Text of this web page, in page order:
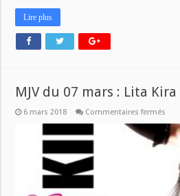
Lire plus
MJV du 07 mars : Lita Kira
6 mars 2018 Commentaires fermés
du
07
mars
Kira